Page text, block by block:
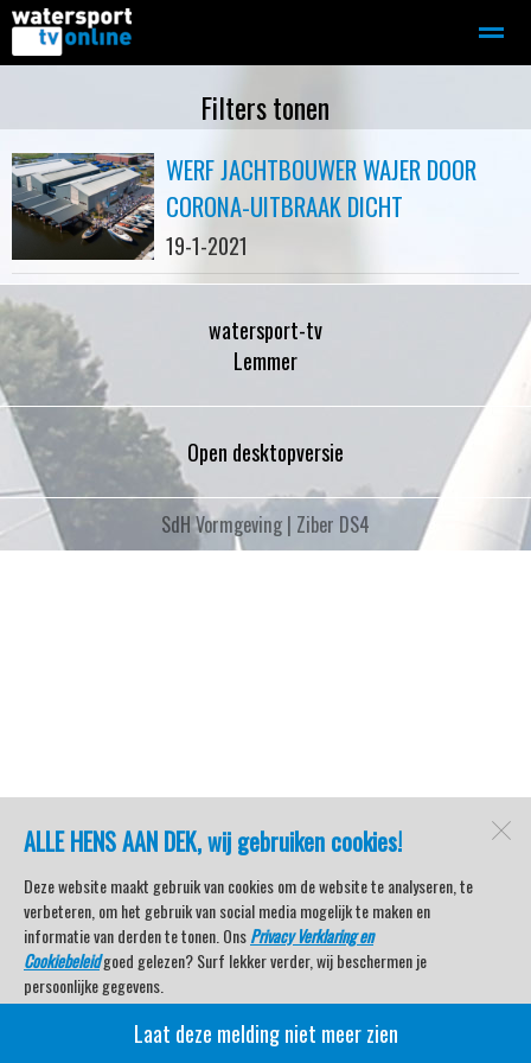
Motorboot-sloep Adverteren
Home
ALLE HENS AAN DEK, wij gebruiken cookies!
Deze website maakt gebruik van cookies om de website te analyseren, te
verbeteren, om het gebruik van social media mogelijk te maken en
informatie van derden te tonen. OnsPrivacy Verklaring en
Cookiebeleidgoed gelezen? Surf lekker verder, wij beschermen je
persoonlijke gegevens.
Veel kijkplezier met Watersport TV Beleving & Nieuws!
Laat deze melding niet meer zien
Filters tonen
WERF JACHTBOUWER WAJER DOOR
CORONA-UITBRAAK DICHT
19-1-2021
watersport-tv
Lemmer
Open desktopversie
SdH Vormgeving | Ziber DS4